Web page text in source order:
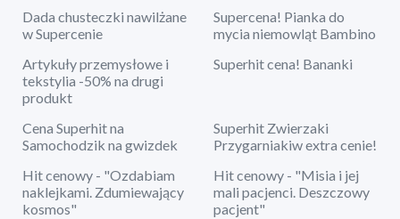
Dada chusteczki nawilżane
w Supercenie
Supercena! Pianka do
mycia niemowląt Bambino
Artykuły przemysłowe i
tekstylia -50% na drugi
produkt
Superhit cena! Bananki
Cena Superhit na
Samochodzik na gwizdek
Superhit Zwierzaki
Przygarniakiw extra cenie!
Hit cenowy - "Ozdabiam
naklejkami. Zdumiewający
kosmos"
Hit cenowy - "Misia i jej
mali pacjenci. Deszczowy
pacjent"